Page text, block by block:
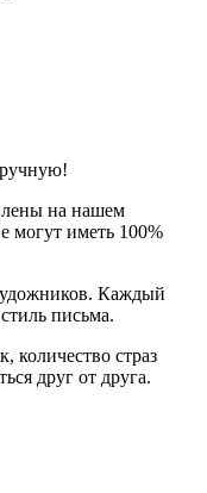
на нашем
могут иметь 100%
Каждый
письма.
количество страз
друг от друга.